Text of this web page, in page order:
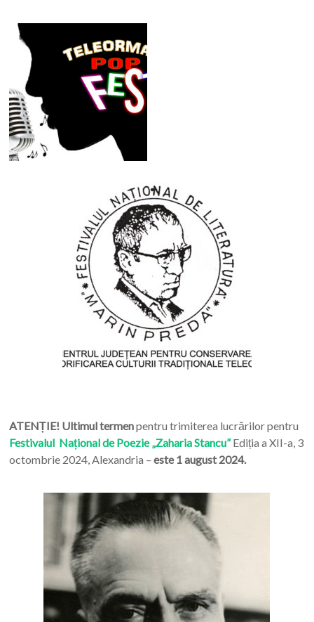
ATENȚIE! Ultimul termenpentru trimiterea lucrărilor pentru
Festivalul Național de Poezie „Zaharia Stancu”Ediția a XII-a, 3
octombrie 2024, Alexandria – este 1 august 2024.